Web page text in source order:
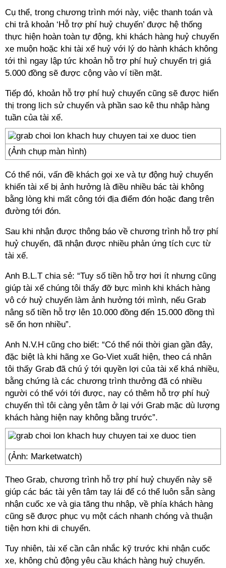
Cụ thể, trong chương trình mới này, việc thanh toán và
chi trả khoản ‘Hỗ trợ phí huỷ chuyến’ được hệ thống
thực hiện hoàn toàn tự động, khi khách hàng huỷ chuyến
xe muộn hoặc khi tài xế huỷ với lý do hành khách không
tới thì ngay lập tức khoản hỗ trợ phí huỷ chuyến trị giá
5.000 đồng sẽ được cộng vào ví tiền mặt.
Tiếp đó, khoản hỗ trợ phí huỷ chuyến cũng sẽ được hiển
thị trong lịch sử chuyến và phần sao kê thu nhập hàng
tuần của tài xế.
(Ảnh chụp màn hình)
Có thể nói, vấn đề khách gọi xe và tự động huỷ chuyến
khiến tài xế bị ảnh hưởng là điều nhiều bác tài không
bằng lòng khi mất công tới địa điểm đón hoặc đang trên
đường tới đón.
Sau khi nhận được thông báo về chương trình hỗ trợ phí
huỷ chuyến, đã nhận được nhiều phản ứng tích cực từ
tài xế.
Anh B.L.T chia sẻ: “Tuy số tiền hỗ trợ hơi ít nhưng cũng
giúp tài xế chúng tôi thấy đỡ bực mình khi khách hàng
vô cớ huỷ chuyến làm ảnh hưởng tới mình, nếu Grab
nâng số tiền hỗ trợ lên 10.000 đồng đến 15.000 đồng thì
sẽ ổn hơn nhiều”.
Anh N.V.H cũng cho biết: “Có thể nói thời gian gần đây,
đặc biệt là khi hãng xe Go-Viet xuất hiện, theo cá nhân
tôi thấy Grab đã chú ý tới quyền lợi của tài xế khá nhiều,
bằng chứng là các chương trình thưởng đã có nhiều
người có thể với tới được, nay có thêm hỗ trợ phí huỷ
chuyến thì tôi càng yên tâm ở lại với Grab mặc dù lượng
khách hàng hiện nay không bằng trước”.
(Ảnh: Marketwatch)
Theo Grab, chương trình hỗ trợ phí huỷ chuyến này sẽ
giúp các bác tài yên tâm tay lái để có thể luôn sẵn sàng
nhận cuốc xe và gia tăng thu nhập, về phía khách hàng
cũng sẽ được phục vụ một cách nhanh chóng và thuận
tiện hơn khi di chuyển.
Tuy nhiên, tài xế cần cân nhắc kỹ trước khi nhận cuốc
xe, không chủ động yêu cầu khách hàng huỷ chuyến.